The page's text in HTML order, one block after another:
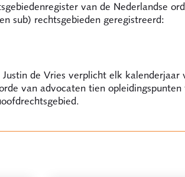
van de Nederlandse
sub) rechtsgebieden geregistreerd:
de Vries verplicht elk kalenderjaar
van advocaten tien opleidingspunten